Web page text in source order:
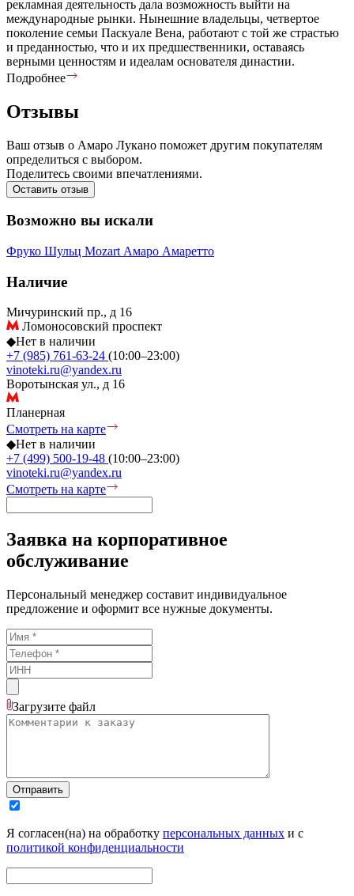
рекламная деятельность дала возможность выйти на
международные рынки. Нынешние владельцы, четвертое
поколение семьи Паскуале Вена, работают с той же страстью
и преданностью, что и их предшественники, оставаясь
верными ценностям и идеалам основателя династии.
Подробнее
Отзывы
Ваш отзыв о Амаро Лукано поможет другим покупателям
определиться с выбором.
Поделитесь своими впечатлениями.
Оставить отзыв
Возможно вы искали
Фруко Шульц Mozart Амаро Амаретто
Наличие
Мичуринский пр., д 16
Ломоносовский проспект
◆Нет в наличии
+7 (985) 761-63-24 (10:00–23:00)
vinoteki.ru@yandex.ru
Воротынская ул., д 16
Планерная
Смотреть на карте
◆Нет в наличии
+7 (499) 500-19-48 (10:00–23:00)
vinoteki.ru@yandex.ru
Смотреть на карте
Заявка на корпоративное
обслуживание
Персональный менеджер составит индивидуальное
предложение и оформит все нужные документы.
Загрузите файл
Отправить
Я согласен(на) на обработку персональных данных и с
политикой конфиденциальности